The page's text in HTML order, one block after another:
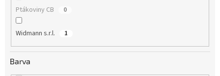
Ptákoviny CB 0
Widmann s.r.l. 1
Barva